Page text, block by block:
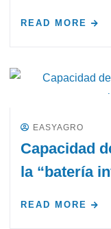
READ MORE
EASYAGRO
Capacidad
la “batería
READ MORE